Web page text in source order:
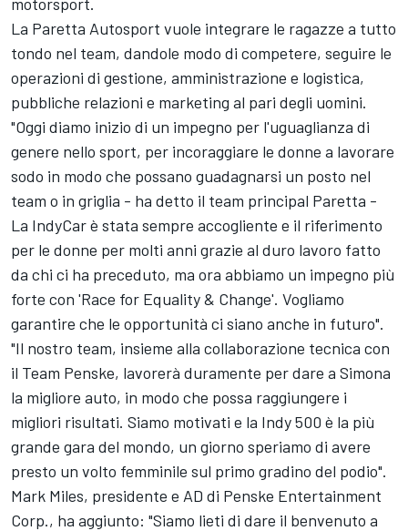
La Paretta Autosport vuole integrare le ragazze a tutto
tondo nel team, dandole modo di competere, seguire le
operazioni di gestione, amministrazione e logistica,
pubbliche relazioni e marketing al pari degli uomini.
"Oggi diamo inizio di un impegno per l'uguaglianza di
genere nello sport, per incoraggiare le donne a lavorare
sodo in modo che possano guadagnarsi un posto nel
team o in griglia - ha detto il team principal Paretta -
La IndyCar è stata sempre accogliente e il riferimento
per le donne per molti anni grazie al duro lavoro fatto
da chi ci ha preceduto, ma ora abbiamo un impegno più
forte con 'Race for Equality & Change'. Vogliamo
garantire che le opportunità ci siano anche in futuro".
"Il nostro team, insieme alla collaborazione tecnica con
il Team Penske, lavorerà duramente per dare a Simona
la migliore auto, in modo che possa raggiungere i
migliori risultati. Siamo motivati e la Indy 500 è la più
grande gara del mondo, un giorno speriamo di avere
presto un volto femminile sul primo gradino del podio".
Mark Miles, presidente e AD di Penske Entertainment
Corp., ha aggiunto: "Siamo lieti di dare il benvenuto a